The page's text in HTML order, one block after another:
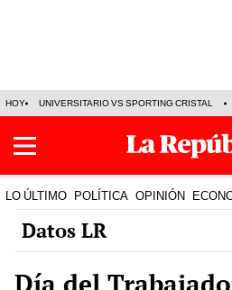
HOY UNIVERSITARIO VS SPORTING CRISTAL
LO ÚLTIMO POLÍTICA OPINIÓN
Datos LR
Día del